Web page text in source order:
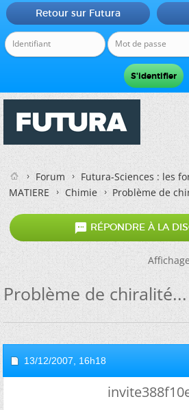
Retour sur Futura
Forum
Futura-Sciences : les
MATIERE
Chimie Problème de
 RÉPONDRE À LA
Problème de chiralité...
13/12/2007, 16h18